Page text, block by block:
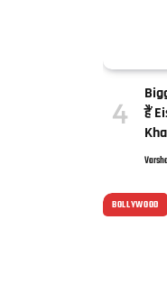
हैं
BOLLYWOOD